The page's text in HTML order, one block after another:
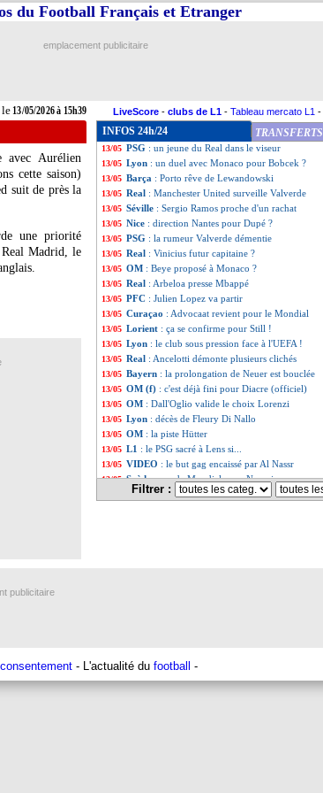
13/05/2026 à 15h39
du Football Français et Etranger
emplacement publicitaire
LiveScore - clubs de L1 - Tableau mercato L1 -
avec Aurélien
cette saison)
suit de près la
une priorité
Madrid, le
INFOS 24h/24 TRANSFERTS
13/05 L1: Lens-Paris SG, les compos
13/05 OM: ça se confirme pour Benatia et Al-Ittihad
13/05 OM: Waddle salue l'impact de Greenwood
13/05 Man City : Rodri s'éloigne du Real
13/05 PSG : un jeune du Real dans le viseur
13/05 Lyon : un duel avec Monaco pour Bobcek ?
13/05 Barça : Porto rêve de Lewandowski
13/05 Real : Manchester United surveille Valverde
13/05 Séville : Sergio Ramos proche d'un rachat
13/05 Nice : direction Nantes pour Dupé ?
13/05 PSG : la rumeur Valverde démentie
13/05 Real : Vinicius futur capitaine ?
13/05 OM : Beye proposé à Monaco ?
13/05 Real : Arbeloa presse Mbappé
13/05 PFC : Julien Lopez va partir
13/05 Curaçao : Advocaat revient pour le Mondial
13/05 Lorient : ça se confirme pour Still !
13/05 Lyon : le club sous pression face à l'UEFA !
13/05 Real : Ancelotti démonte plusieurs clichés
13/05 Bayern : la prolongation de Neuer est bouclée
13/05 OM (f) : c'est déjà fini pour Diacre (officiel)
13/05 OM : Dall'Oglio valide le choix Lorenzi
13/05 Lyon : décès de Fleury Di Nallo
13/05 OM : la piste Hütter
13/05 L1 : le PSG sacré à Lens si...
13/05 VIDEO : le but gag encaissé par Al Nassr
13/05 Suède: pas de Mondial pour Nanasi
EdF: Mandanda et sa rivalité avec Lloris
Filtrer :
publicitaire
- L'actualité du football -